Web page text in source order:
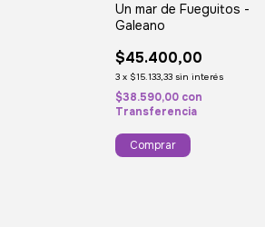
Un mar de Fueguitos -
Galeano
$45.400,00
3 x $15.133,33 sin interés
$38.590,00 con
Transferencia
Comprar